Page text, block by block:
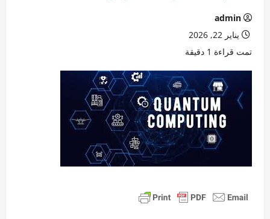
admin
يناير 22, 2026
تمت قراءة 1 دقيقة